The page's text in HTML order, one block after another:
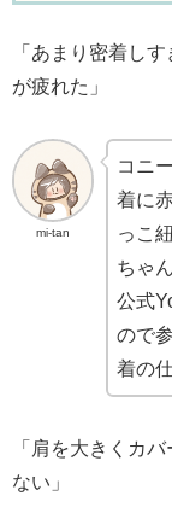
「あまり密着し
が疲れた」
mi-tan
コニ
着に
っこ
ちゃ
公式
ので
着の
「肩を大きくカ
ない」